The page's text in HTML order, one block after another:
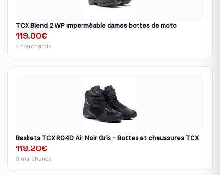
TCX Blend 2 WP imperméable dames bottes de moto
119.00€
4 marchands
Baskets TCX R04D Air Noir Gris - Bottes et chaussures TCX
119.20€
3 marchands